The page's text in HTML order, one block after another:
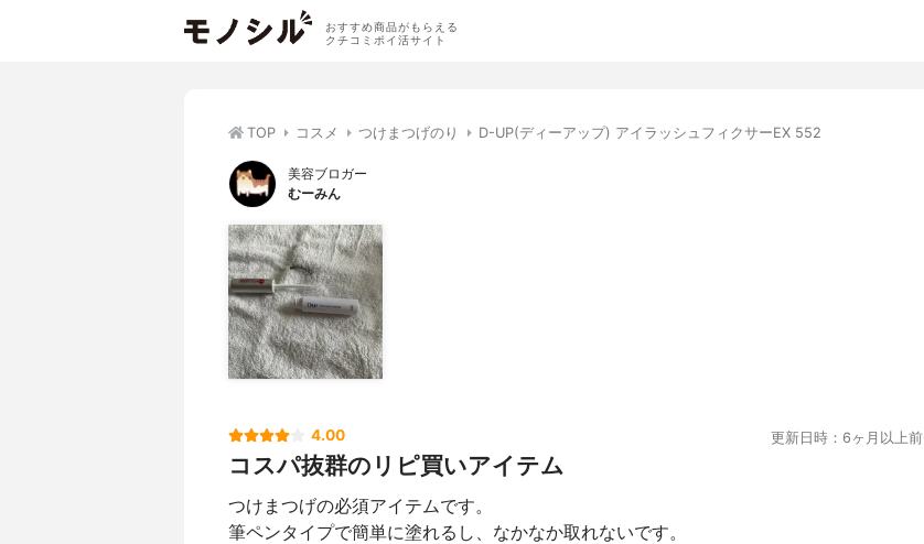
おすすめ商品がもらえる
クチコミポイ活サイト
TOP コスメ つけまつげのり D-UP(ディーアップ) アイラッシュフィクサーEX 552
美容ブロガー
むーみん
4.00 更新日時：6ヶ月以上前
コスパ抜群のリピ買いアイテム
つけまつげの必須アイテムです。
筆ペンタイプで簡単に塗れるし、なかなか取れないです。